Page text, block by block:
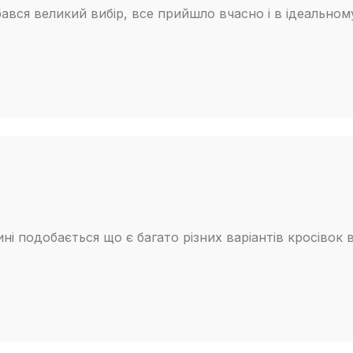
помните,
****У
великий вибір, все прийшло вчасно і в
подобається що є багато різних варіантів кросівок